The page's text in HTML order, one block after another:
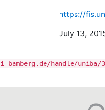
https://
July 13,
handle/uniba/